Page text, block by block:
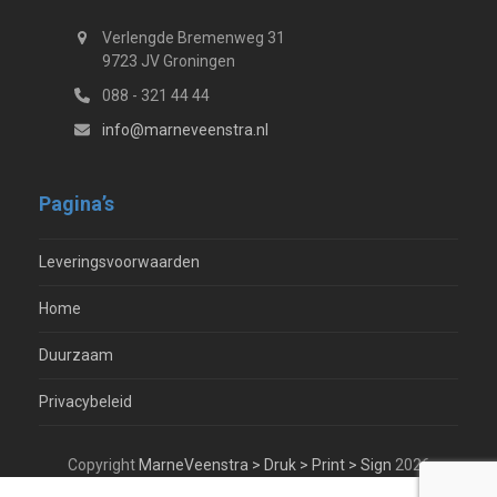
Verlengde Bremenweg 31
9723 JV Groningen
088 - 321 44 44
info@marneveenstra.nl
Pagina’s
Leveringsvoorwaarden
Home
Duurzaam
Privacybeleid
Copyright MarneVeenstra > Druk > Print > Sign 2026